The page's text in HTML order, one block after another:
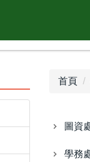
首頁
圖資
學務